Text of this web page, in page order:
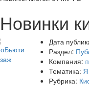
Новинки
Дата
Раздел:
Компания:
Тематика:
Рубрика: